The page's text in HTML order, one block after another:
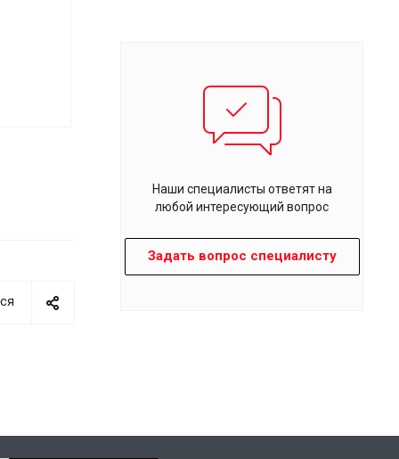
Наши специалисты ответят на
любой интересующий вопрос
Задать вопрос специалисту